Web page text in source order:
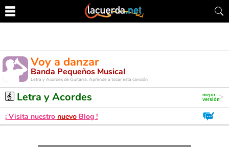
Voy a danzar
Banda Pequeños Musical
Letra y Acordes de Guitarra. Aprende a tocar esta canción
Letra y Acordes
¡ Visita nuestro nuevo Blog !